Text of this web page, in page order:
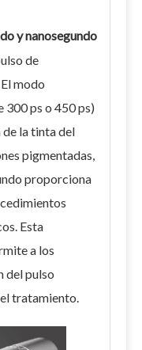
y nanosegundo
de
modo
300 ps o 450 ps)
la tinta del
pigmentadas,
proporciona
Esta
a los
del pulso
tratamiento.